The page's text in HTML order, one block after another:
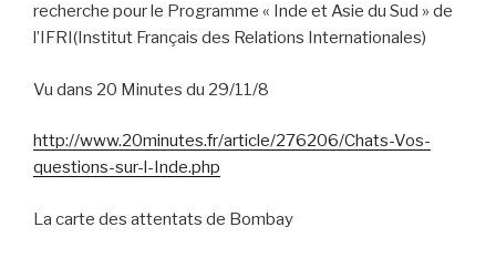
recherche pour le Programme « Inde et Asie du Sud » de
l’IFRI(Institut Français des Relations Internationales)
Vu dans 20 Minutes du 29/11/8
http://www.20minutes.fr/article/276206/Chats-Vos-
questions-sur-l-Inde.php
La carte des attentats de Bombay